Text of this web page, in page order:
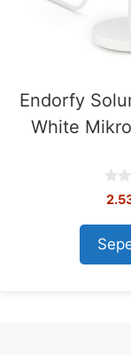
Endorfy
White
0
u
t
o